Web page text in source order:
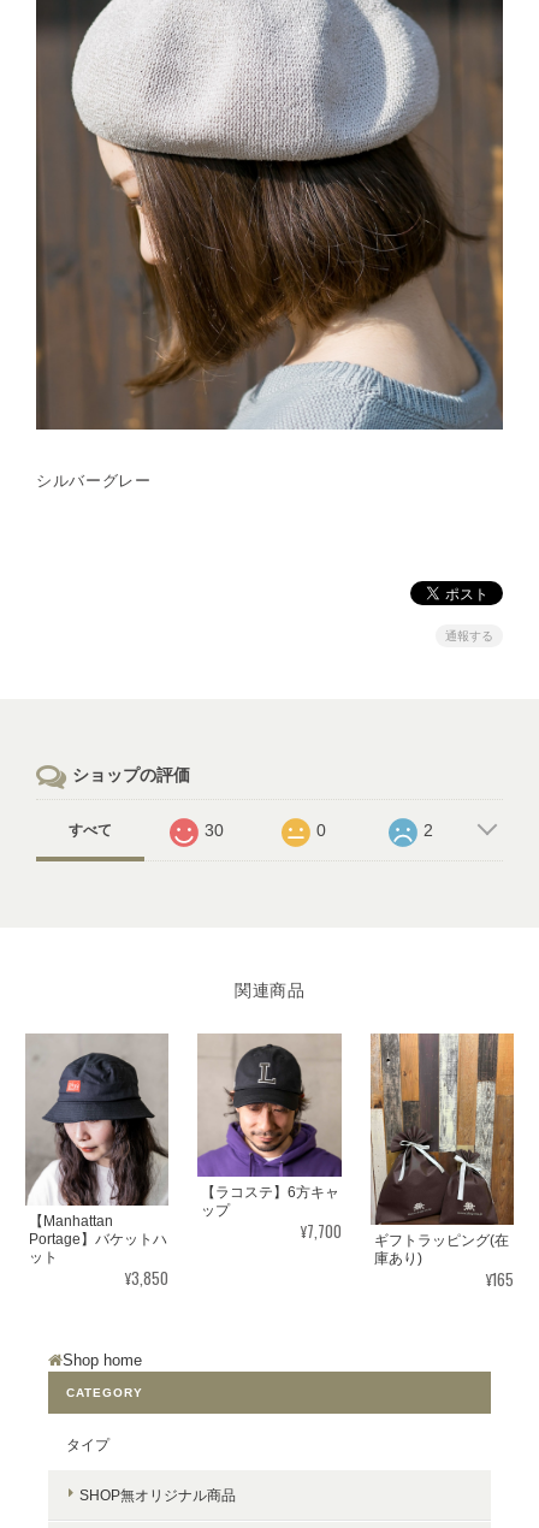
シルバーグレー
通報する
ショップの評価
すべて 30 0 2
関連商品
【Manhattan
Portage】バケットハ
ット
¥3,850
【ラコステ】6方キャ
ップ
¥7,700
ギフトラッピング(在
庫あり)
¥165
Shop home
CATEGORY
タイプ
SHOP無オリジナル商品